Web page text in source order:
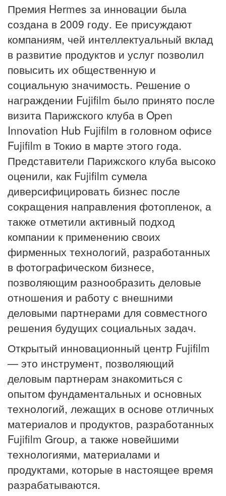
Премия Hermes за инновации была
создана в 2009 году. Ее присуждают
компаниям, чей интеллектуальный вклад
в развитие продуктов и услуг позволил
повысить их общественную и
социальную значимость. Решение о
награждении Fujifilm было принято после
визита Парижского клуба в Open
Innovation Hub Fujifilm в головном офисе
Fujifilm в Токио в марте этого года.
Представители Парижского клуба высоко
оценили, как Fujifilm сумела
диверсифицировать бизнес после
сокращения направления фотопленок, а
также отметили активный подход
компании к применению своих
фирменных технологий, разработанных
в фотографическом бизнесе,
позволяющим разнообразить деловые
отношения и работу с внешними
деловыми партнерами для совместного
решения будущих социальных задач.
Открытый инновационный центр Fujifilm
— это инструмент, позволяющий
деловым партнерам знакомиться с
опытом фундаментальных и основных
технологий, лежащих в основе отличных
материалов и продуктов, разработанных
Fujifilm Group, а также новейшими
технологиями, материалами и
продуктами, которые в настоящее время
разрабатываются.